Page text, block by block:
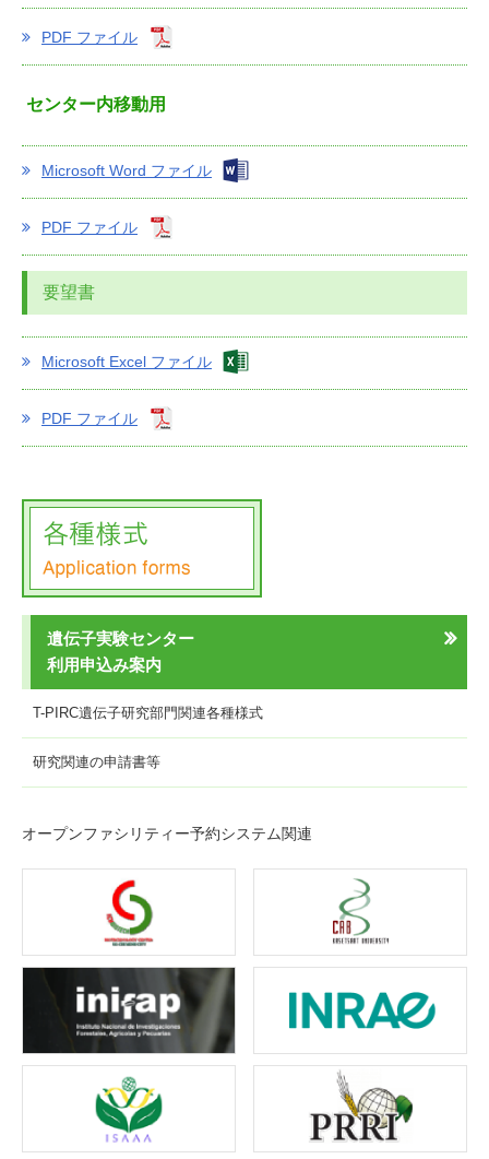
PDF ファイル
センター内移動用
Microsoft Word ファイル
PDF ファイル
要望書
Microsoft Excel ファイル
PDF ファイル
遺伝子実験センター
利用申込み案内
T-PIRC遺伝子研究部門関連各種様式
研究関連の申請書等
オープンファシリティー予約システム関連